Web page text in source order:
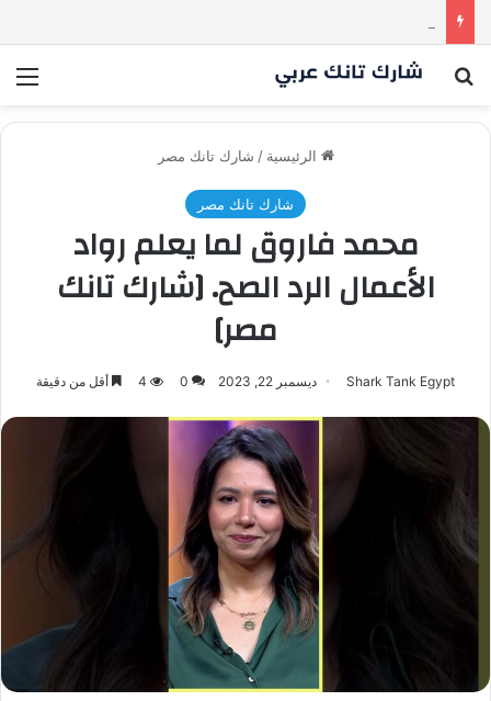
بحث عن
الرئيسية / شارك تانك مصر
شارك تانك مصر
محمد فاروق لما يعلم رواد
الأعمال الرد الصح. [شارك تانك
مصر]
Shark Tank Egypt ديسمبر 22, 2023 0
4 أقل من دقيقة